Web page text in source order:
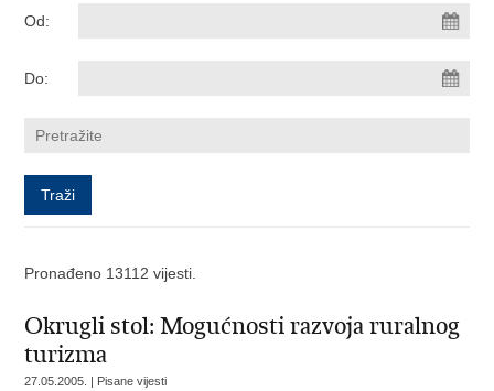
Od:
Do:
Pronađeno 13112 vijesti.
Okrugli stol: Mogućnosti razvoja ruralnog
turizma
27.05.2005. | Pisane vijesti